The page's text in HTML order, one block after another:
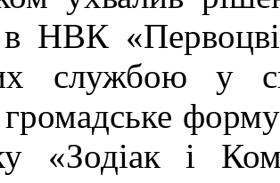
НВК
службою у
громадське
«Зодіак і